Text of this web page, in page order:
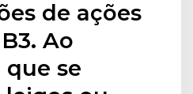
de ações
Ao
se